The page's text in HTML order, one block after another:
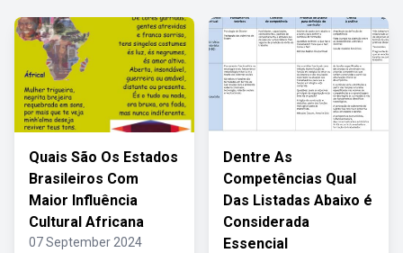
Quais São Os Estados
Brasileiros Com
Maior Influência
Cultural Africana
07 September 2024
Dentre As
Competências Qual
Das Listadas Abaixo é
Considerada
Essencial